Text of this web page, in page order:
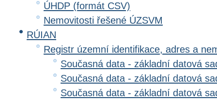
ÚHDP (formát CSV)
Nemovitosti řešené ÚZSVM
RÚIAN
Registr územní identifikace, adres a
Současná data - základní datová
Současná data - základní datová
Současná data - základní datová